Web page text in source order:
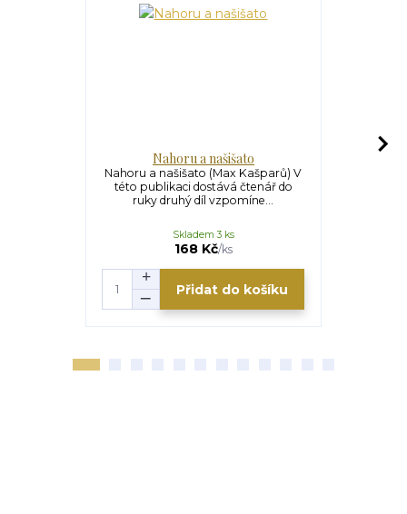
Nahoru a našišato
Nahoru a našišato (Max Kašparů) V
této publikaci dostává čtenář do
ruky druhý díl vzpomíne...
168 Kč/ks
Skladem 3 ks
Přidat do košíku